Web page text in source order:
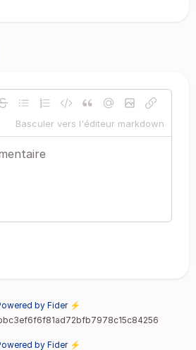
Basculer vers l'éditeur markdown
by Fider ⚡
by Fider ⚡